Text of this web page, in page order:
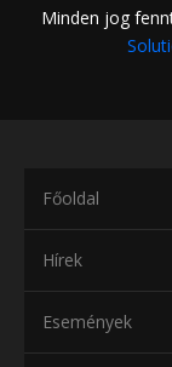
Minden jog
Főoldal
Hírek
Események